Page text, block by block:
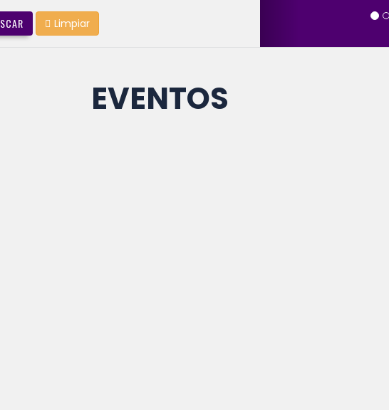
Limpiar
EVENTOS